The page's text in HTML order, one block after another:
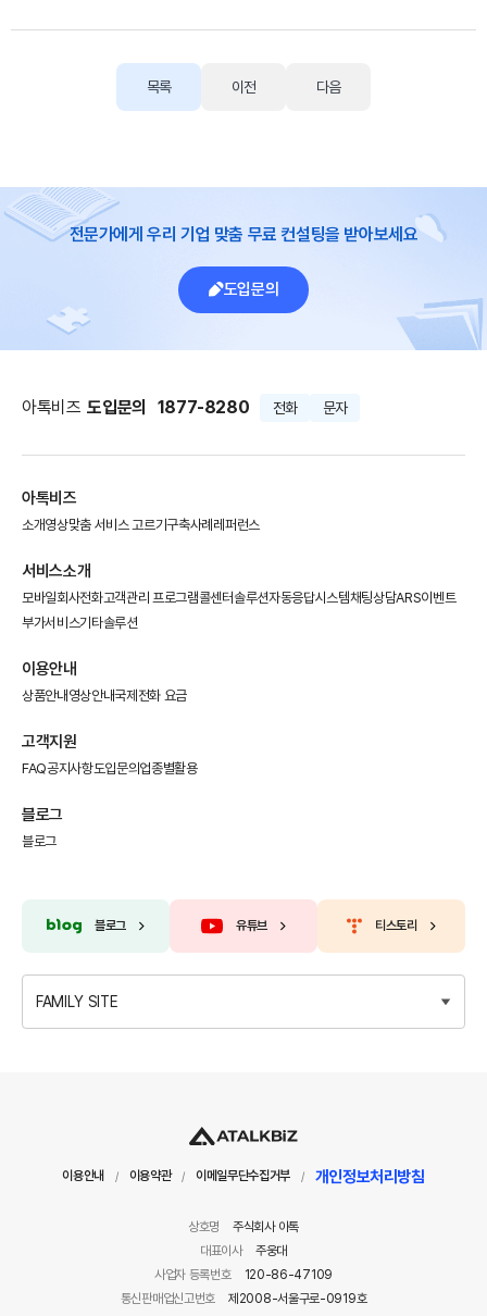
목록 이전 다음
전문가에게 우리 기업 맞춤 무료 컨설팅을 받아보세요
도입문의
아톡비즈 도입문의 1877-8280 전화 문자
아톡비즈
소개영상맞춤 서비스 고르기구축사례레퍼런스
서비스소개
모바일회사전화고객관리 프로그램콜센터솔루션자동응답시스템채팅상담ARS이벤트
부가서비스기타솔루션
이용안내
상품안내영상안내국제전화 요금
고객지원
FAQ공지사항도입문의업종별활용
블로그
블로그
블로그 유튜브 티스토리
FAMILY SITE
이용안내 / 이용약관 / 이메일무단수집거부 / 개인정보처리방침
상호명
주식회사 아톡
대표이사
주웅대
사업자 등록번호
120-86-47109
통신판매업신고번호
제2008-서울구로-0919호